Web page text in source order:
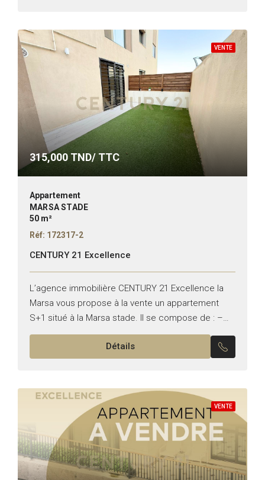
VENTE
315,000 TND/ TTC
Appartement
MARSA STADE
50 m²
Réf: 172317-2
CENTURY 21 Excellence
L’agence immobilière CENTURY 21 Excellence la
Marsa vous propose à la vente un appartement
S+1 situé à la Marsa stade. Il se compose de : –
Un salon lumineux donnant sur une...
Détails
VENTE